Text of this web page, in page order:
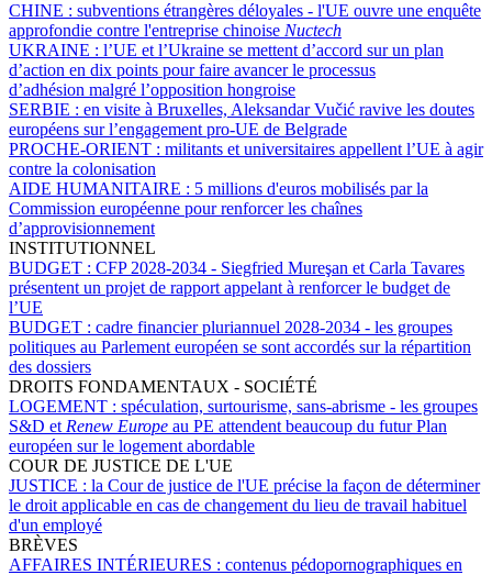
CHINE : subventions étrangères déloyales - l'UE ouvre une enquête
approfondie contre l'entreprise chinoise Nuctech
UKRAINE : l’UE et l’Ukraine se mettent d’accord sur un plan
d’action en dix points pour faire avancer le processus
d’adhésion malgré l’opposition hongroise
SERBIE : en visite à Bruxelles, Aleksandar Vučić ravive les doutes
européens sur l’engagement pro-UE de Belgrade
PROCHE-ORIENT : militants et universitaires appellent l’UE à agir
contre la colonisation
AIDE HUMANITAIRE : 5 millions d'euros mobilisés par la
Commission européenne pour renforcer les chaînes
d’approvisionnement
INSTITUTIONNEL
BUDGET : CFP 2028-2034 - Siegfried Mureşan et Carla Tavares
présentent un projet de rapport appelant à renforcer le budget de
l’UE
BUDGET : cadre financier pluriannuel 2028-2034 - les groupes
politiques au Parlement européen se sont accordés sur la répartition
des dossiers
DROITS FONDAMENTAUX - SOCIÉTÉ
LOGEMENT : spéculation, surtourisme, sans-abrisme - les groupes
S&D et Renew Europe au PE attendent beaucoup du futur Plan
européen sur le logement abordable
COUR DE JUSTICE DE L'UE
JUSTICE : la Cour de justice de l'UE précise la façon de déterminer
le droit applicable en cas de changement du lieu de travail habituel
d'un employé
BRÈVES
AFFAIRES INTÉRIEURES : contenus pédopornographiques en